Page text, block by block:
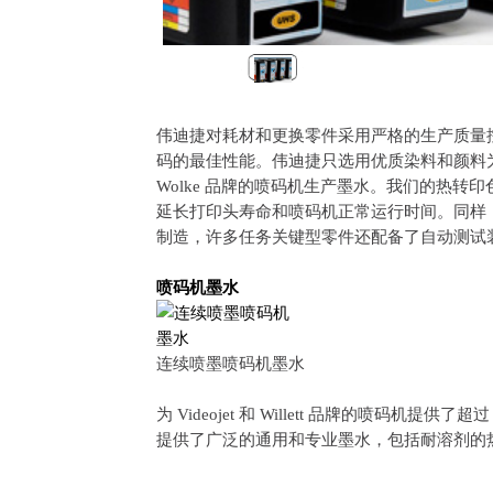
伟迪捷对耗材和更换零件采用严格的生产质
码的最佳性能。伟迪捷只选用优质染料和颜料
Wolke 品牌的喷码机生产墨水。我们的热转
延长打印头寿命和喷码机正常运行时间。同
制造，许多任务关键型零件还配备了自动测试
喷码机墨水
连续喷墨喷码机墨水
为 Videojet 和 Willett 品牌的喷码机提供了超
提供了广泛的通用和专业墨水，包括耐溶剂的